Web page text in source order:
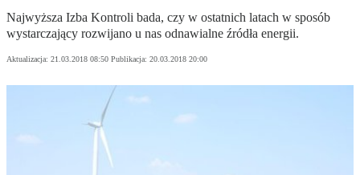
Najwyższa Izba Kontroli bada, czy w ostatnich latach w sposób
wystarczający rozwijano u nas odnawialne źródła energii.
Aktualizacja: 21.03.2018 08:50 Publikacja: 20.03.2018 20:00